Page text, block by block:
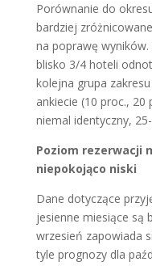
Porównanie do
bardziej
na poprawę
blisko 3/4 hoteli
kolejna grupa
ankiecie (10 proc., 20
niemal identyczny,
Poziom rezerwacji
niepokojąco niski
Dane dotyczące
jesienne miesiące są
wrzesień zapowiada
tyle prognozy dla